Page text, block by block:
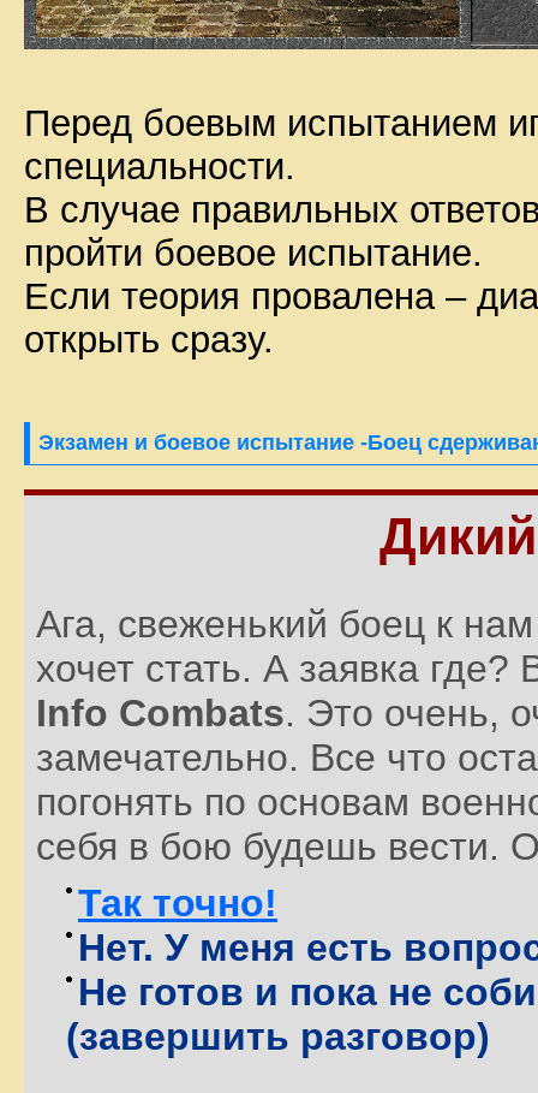
Перед боевым испытанием
специальности.
В случае правильных
пройти боевое испытание.
Если теория провалена –
открыть сразу.
Экзамен и боевое испытание -Боец
Ага, свеженький боец к
хочет стать. А заявка где?
Info Combats. Это очень,
замечательно. Все что
погонять по основам
себя в бою будешь вести.
Так точно!
Нет. У меня есть
Не готов и пока не
(завершить разговор)